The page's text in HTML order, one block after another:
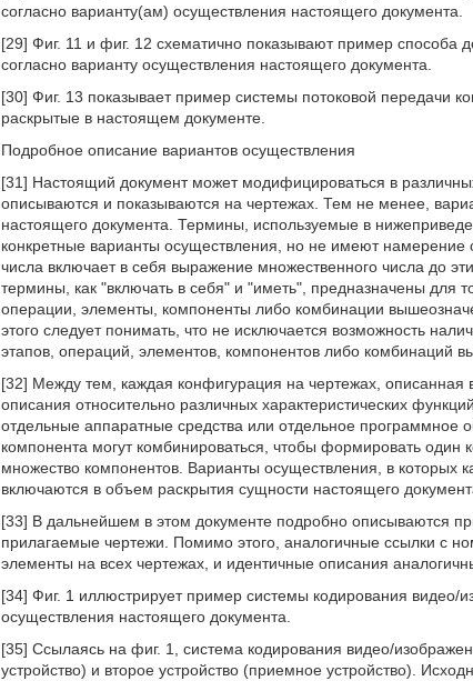
согласно варианту(ам) осуществления настоящего документа.
[29] Фиг. 11 и фиг. 12 схематично показывают пример способа
согласно варианту осуществления настоящего документа.
[30] Фиг. 13 показывает пример системы потоковой передачи
раскрытые в настоящем документе.
Подробное описание вариантов осуществления
[31] Настоящий документ может модифицироваться в
описываются и показываются на чертежах. Тем не менее,
настоящего документа. Термины, используемые в
конкретные варианты осуществления, но не имеют намерение
числа включает в себя выражение множественного числа до
термины, как "включать в себя" и "иметь", предназначены для
операции, элементы, компоненты либо комбинации
этого следует понимать, что не исключается возможность
этапов, операций, элементов, компонентов либо комбинаций
[32] Между тем, каждая конфигурация на чертежах, описанная
описания относительно различных характеристических
отдельные аппаратные средства или отдельное
компонента могут комбинироваться, чтобы формировать один
множество компонентов. Варианты осуществления, в которых
включаются в объем раскрытия сущности настоящего
[33] В дальнейшем в этом документе подробно описываются
прилагаемые чертежи. Помимо этого, аналогичные ссылки с
элементы на всех чертежах, и идентичные описания
[34] Фиг. 1 иллюстрирует пример системы кодирования видео/
осуществления настоящего документа.
[35] Ссылаясь на фиг. 1, система кодирования видео/
устройство) и второе устройство (приемное устройство).